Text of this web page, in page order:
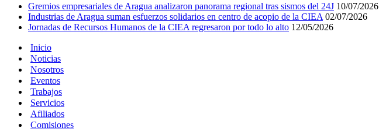
Gremios empresariales de Aragua analizaron panorama regional tras sismos del 24J 10/07/2026
Industrias de Aragua suman esfuerzos solidarios en centro de acopio de la CIEA 02/07/2026
Jornadas de Recursos Humanos de la CIEA regresaron por todo lo alto 12/05/2026
Inicio
Noticias
Nosotros
Eventos
Trabajos
Servicios
Afiliados
Comisiones